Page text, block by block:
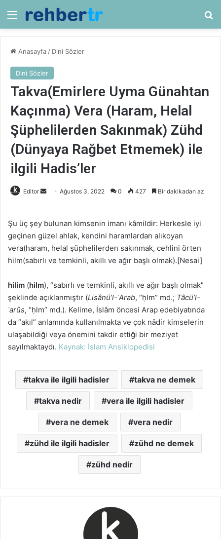
Menü
Anasayfa / Dini Sözler
Dini Sözler
Takva(Emirlere Uyma Günahtan
Kaçınma) Vera (Haram, Helal
Şüphelilerden Sakınmak) Zühd
(Dünyaya Rağbet Etmemek) ile
ilgili Hadis’ler
Editor
Bir
göndermek
Ağustos 3, 2022 0 427 Bir dakikadan az
Şu üç şey bulunan kimsenin imanı kâmildir: Herkesle iyi
geçinen güzel ahlak, kendini haramlardan alıkoyan
vera(haram, helal şüphelilerden sakınmak, cehlini örten
hilm(sabırlı ve temkinli, akıllı ve ağır başlı olmak).[Nesai]
hilim (hilm), “sabırlı ve temkinli, akıllı ve ağır başlı olmak”
şeklinde açıklanmıştır (Lisânü’l-ʿArab, “ḥlm” md.; Tâcü’l-
ʿarûs, “ḥlm” md.). Kelime, İslâm öncesi Arap edebiyatında
da “akıl” anlamında kullanılmakta ve çok nâdir kimselerin
ulaşabildiği veya önemini takdir ettiği bir meziyet
sayılmaktaydı. Kaynak: İslam Ansiklopedisi
takva ile ilgili hadisler takva ne demek
takva nedir vera ile ilgili hadisler
vera ne demek vera nedir
zühd ile ilgili hadisler zühd ne demek
zühd nedir